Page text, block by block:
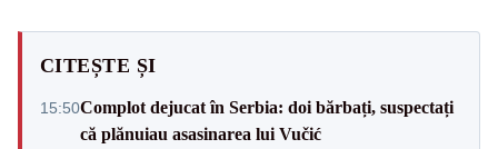
CITEȘTE ȘI
15:50Complot dejucat în Serbia: doi bărbați, suspectați
că plănuiau asasinarea lui Vučić